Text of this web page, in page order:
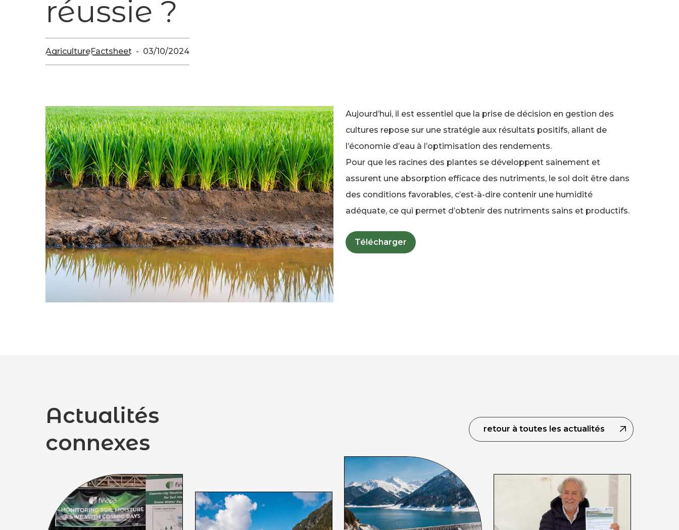
réussie ?
AgricultureFactsheet 03/10/2024
Aujourd’hui, il est essentiel que la prise de décision en gestion des
cultures repose sur une stratégie aux résultats positifs, allant de
l’économie d’eau à l’optimisation des rendements.
Pour que les racines des plantes se développent sainement et
assurent une absorption efficace des nutriments, le sol doit être dans
des conditions favorables, c’est-à-dire contenir une humidité
adéquate, ce qui permet d’obtenir des nutriments sains et productifs.
Télécharger
Actualités
connexes
retour à toutes les actualités